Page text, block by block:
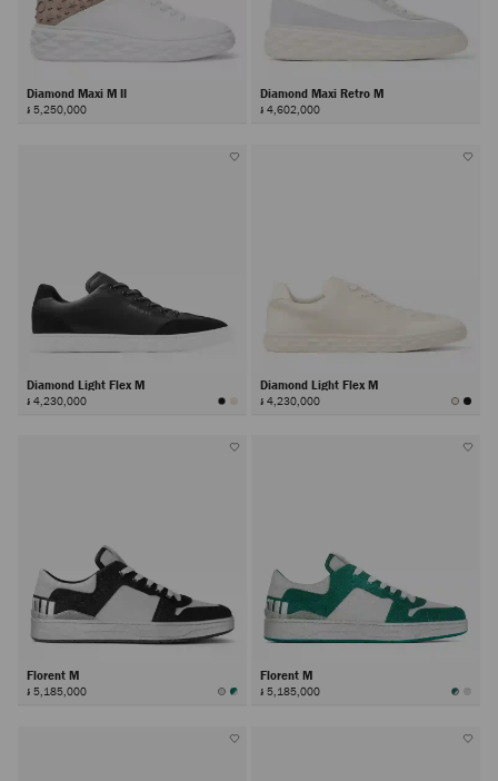
Diamond Maxi M II
៛ 5,250,000
Diamond Maxi Retro M
៛ 4,602,000
Diamond Light Flex M
៛ 4,230,000
Diamond Light Flex M
៛ 4,230,000
Florent M
៛ 5,185,000
Florent M
៛ 5,185,000